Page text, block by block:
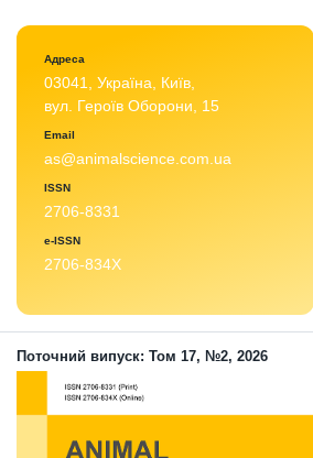
Адреса
03041, Україна, Київ,
вул. Героїв Оборони, 15
Email
as@animalscience.com.ua
ISSN
2706-8331
e-ISSN
2706-834X
Поточний випуск: Том 17, №2, 2026